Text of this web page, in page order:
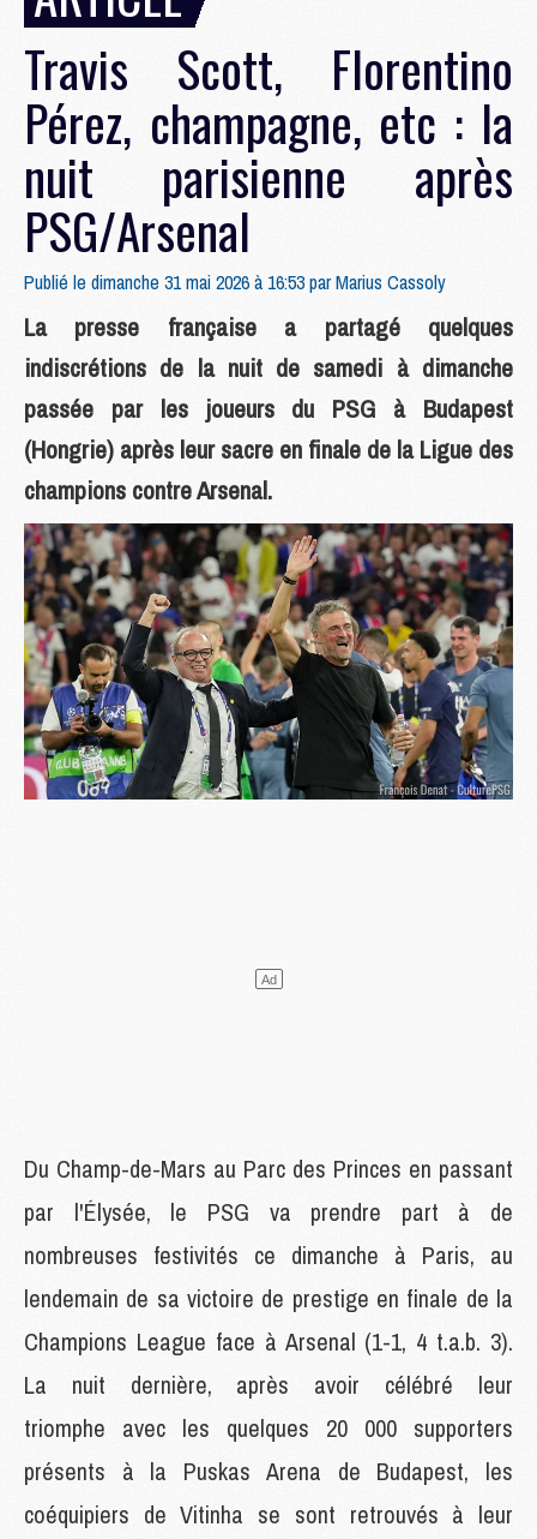
Travis Scott, Florentino
Pérez, champagne, etc : la
nuit parisienne après
PSG/Arsenal
Publié le dimanche 31 mai 2026 à 16:53 parMarius Cassoly
La presse française a partagé quelques
indiscrétions de la nuit de samedi à dimanche
passée par les joueurs du PSG à Budapest
(Hongrie) après leur sacre en finale de la Ligue des
champions contre Arsenal.
Du Champ-de-Mars au Parc des Princes en passant
par l'Élysée, le PSG va prendre part à de
nombreuses festivités ce dimanche à Paris, au
lendemain de sa victoire de prestige en finale de la
Champions League face à Arsenal (1-1, 4 t.a.b. 3).
La nuit dernière, après avoir célébré leur
triomphe avec les quelques 20 000 supporters
présents à la Puskas Arena de Budapest, les
coéquipiers de Vitinha se sont retrouvés à leur